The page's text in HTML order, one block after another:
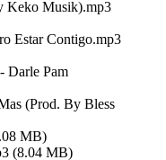
Keko Musik).mp3
Estar Contigo.mp3
Darle Pam
(Prod. By Bless
MB)
(8.04 MB)